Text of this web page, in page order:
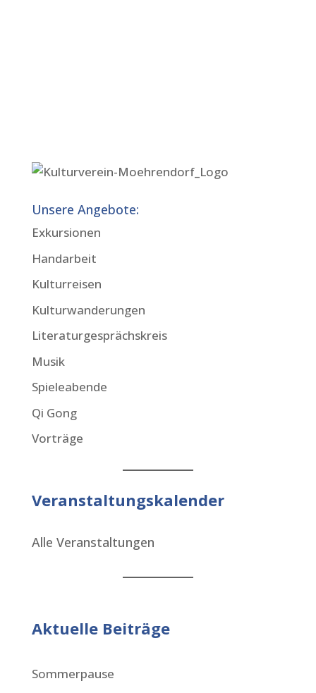
Unsere Angebote:
Exkursionen
Handarbeit
Kulturreisen
Kulturwanderungen
Literaturgesprächskreis
Musik
Spieleabende
Qi Gong
Vorträge
Veranstaltungskalender
Alle Veranstaltungen
Aktuelle Beiträge
Sommerpause